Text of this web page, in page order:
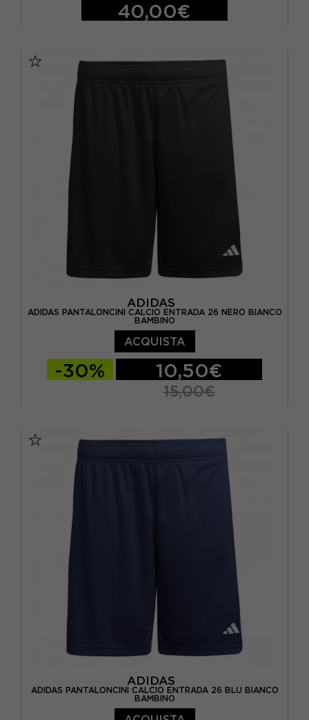
40,00€
ADIDAS
ADIDAS PANTALONCINI CALCIO ENTRADA 26 NERO BIANCO
BAMBINO
ACQUISTA
-30% 10,50€
15,00€
ADIDAS
ADIDAS PANTALONCINI CALCIO ENTRADA 26 BLU BIANCO
BAMBINO